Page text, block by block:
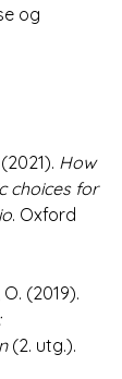
og
How
choices for
. Oxford
(2019).
(2. utg.).